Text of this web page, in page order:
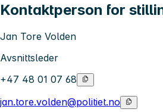
Kontaktperson for
Jan Tore Volden
Avsnittsleder
+47 48 01 07 68
jan.tore.volden@politiet.no